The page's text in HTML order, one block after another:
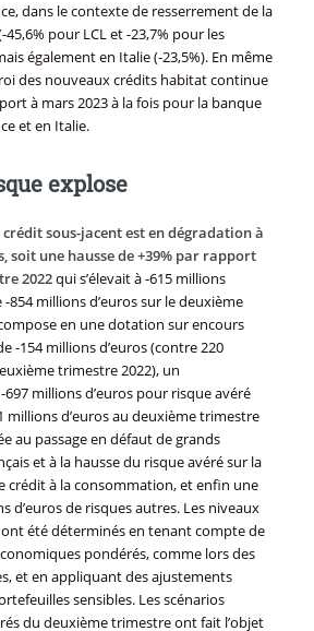
dans le contexte de resserrement de la
pour LCL et -23,7% pour les
également en Italie (-23,5%). En même
des nouveaux crédits habitat continue
à mars 2023 à la fois pour la banque
et en Italie.
explose
sous-jacent est en dégradation à
soit une hausse de +39% par rapport
2022qui s’élevait à -615 millions
-854 millions d’euros sur le deuxième
en une dotation sur encours
-154 millions d’euros (contre 220
trimestre 2022), un
millions d’euros pour risque avéré
millions d’euros au deuxième trimestre
au passage en défaut de grands
et à la hausse du risque avéré sur la
crédit à la consommation, et enfin une
d’euros de risques autres. Les niveaux
été déterminés en tenant compte de
pondérés, comme lors des
et en appliquant des ajustements
sensibles. Les scénarios
du deuxième trimestre ont fait l’objet